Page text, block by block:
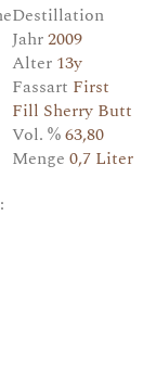
Destillation
Jahr2009
Alter 13y
Fassart First
Fill Sherry Butt
Vol. %63,80
Menge0,7 Liter